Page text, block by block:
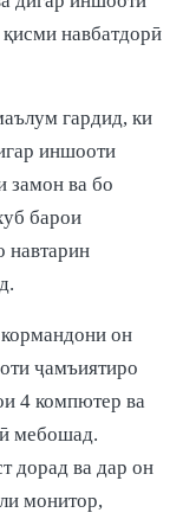
навбатдорӣ
гардид, ки
иншооти
замон ва бо
барои
навтарин
он
ҷамъиятиро
4 компютер ва
мебошад.
дорад ва дар он
монитор,